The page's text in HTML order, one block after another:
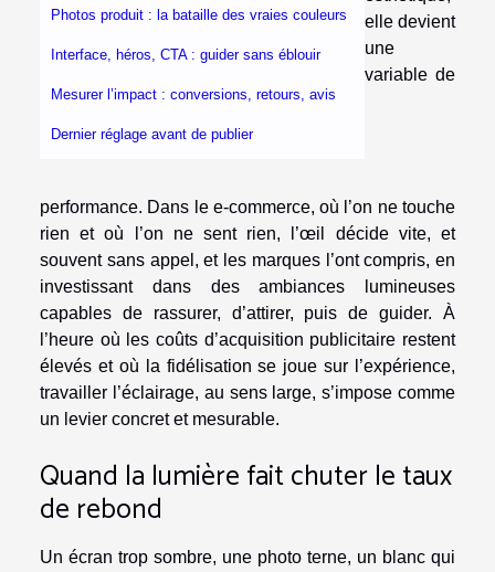
Photos produit : la bataille des vraies couleurs
Interface, héros, CTA : guider sans éblouir
Mesurer l’impact : conversions, retours, avis
Dernier réglage avant de publier
elle devient
une
variable de
performance. Dans le e-commerce, où l’on ne touche
rien et où l’on ne sent rien, l’œil décide vite, et
souvent sans appel, et les marques l’ont compris, en
investissant dans des ambiances lumineuses
capables de rassurer, d’attirer, puis de guider. À
l’heure où les coûts d’acquisition publicitaire restent
élevés et où la fidélisation se joue sur l’expérience,
travailler l’éclairage, au sens large, s’impose comme
un levier concret et mesurable.
Quand la lumière fait chuter le taux
de rebond
Un écran trop sombre, une photo terne, un blanc qui